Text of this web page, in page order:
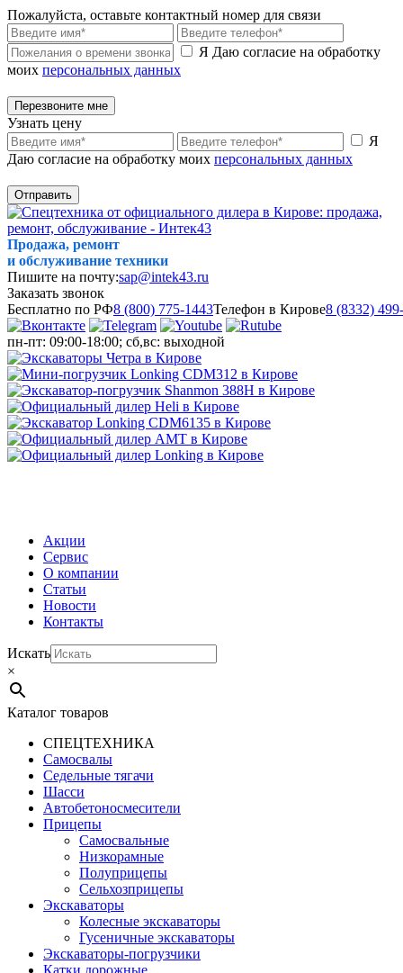
Пожалуйста, оставьте контактный номер для связи
Я Даю согласие на обработку
моих персональных данных
Перезвоните мне
Узнать цену
Я
Даю согласие на обработку моих персональных данных
Отправить
Продажа, ремонт
и обслуживание техники
Пишите на почту:sap@intek43.ru
Заказать звонок
Бесплатно по РФ8 (800) 775-1443Телефон в Кирове8 (8332)
пн-пт: 09:00-18:00; сб,вс: выходной
Акции
Сервис
О компании
Статьи
Новости
Контакты
Искать
×
Каталог товаров
СПЕЦТЕХНИКА
Самосвалы
Седельные тягачи
Шасси
Автобетоно­смесители
Прицепы
Самосвальные
Низкорамные
Полуприцепы
Сельхозприцепы
Экскаваторы
Колесные экскаваторы
Гусеничные экскаваторы
Экскаваторы-погрузчики
Катки дорожные